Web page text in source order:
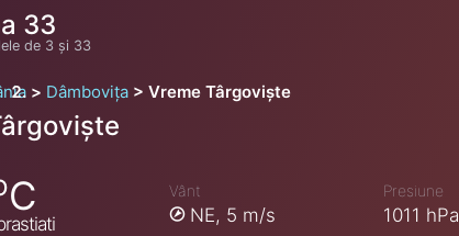
33
de 3 și 33
Dâmbovița Vreme Târgoviște
C Vânt
NE, 5 m/s
Presiune
1011 hPa